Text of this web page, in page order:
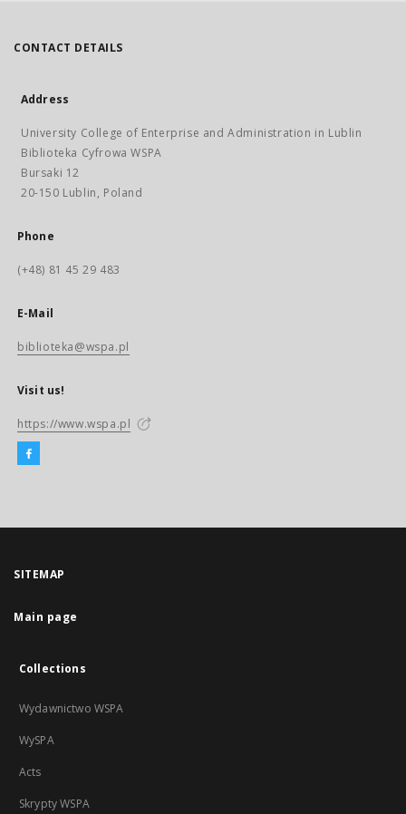
CONTACT DETAILS
Address
University College of Enterprise and Administration in Lublin
Biblioteka Cyfrowa WSPA
Bursaki 12
20-150 Lublin, Poland
Phone
(+48) 81 45 29 483
E-Mail
biblioteka@wspa.pl
Visit us!
https://www.wspa.pl
SITEMAP
Main page
Collections
Wydawnictwo WSPA
WySPA
Acts
Skrypty WSPA